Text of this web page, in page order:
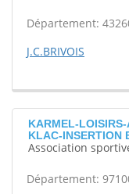
Département:
J.C.BRIVOIS
KARMEL-LOISIRS-
KLAC-INSERTION
Association
Département: